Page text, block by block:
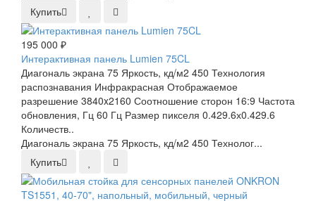
Купить
195 000 ₽
Интерактивная панель Lumien 75CL
Диагональ экрана 75 Яркость, кд/м2 450 Технология
распознавания Инфракрасная Отображаемое
разрешение 3840x2160 Соотношение сторон 16:9 Частота
обновления, Гц 60 Гц Размер пикселя 0.429.6х0.429.6
Количеств..
Диагональ экрана 75 Яркость, кд/м2 450 Технолог...
Купить